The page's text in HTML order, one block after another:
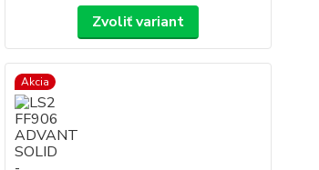
Zvoliť variant
Akcia